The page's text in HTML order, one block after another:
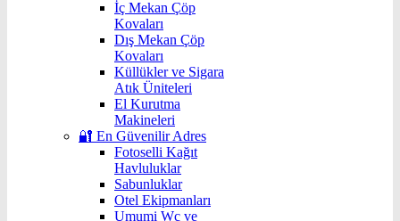
İç Mekan Çöp
Kovaları
Dış Mekan Çöp
Kovaları
Küllükler ve Sigara
Atık Üniteleri
El Kurutma
Makineleri
🔐 En Güvenilir Adres
Fotoselli Kağıt
Havluluklar
Sabunluklar
Otel Ekipmanları
Umumi Wc ve